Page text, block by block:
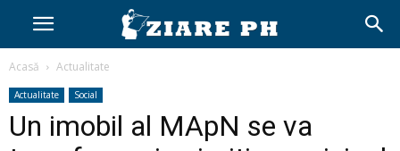
Acasă Actualitate
Actualitate Social
Un imobil al MApN se va